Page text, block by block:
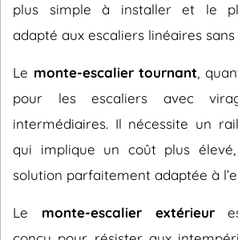
plus simple à installer et le
adapté aux escaliers linéaires
Le monte-escalier tournant ,
pour les escaliers avec
intermédiaires. Il nécessite un
qui implique un coût plus
solution parfaitement adaptée à
Le monte-escalier extérieur